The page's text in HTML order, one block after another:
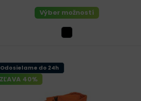
Výber možností
ZĽAVA 40%
Odosielame do 24h